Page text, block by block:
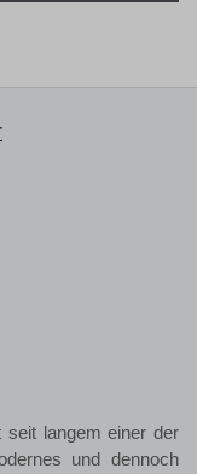
seit langem einer der
und dennoch